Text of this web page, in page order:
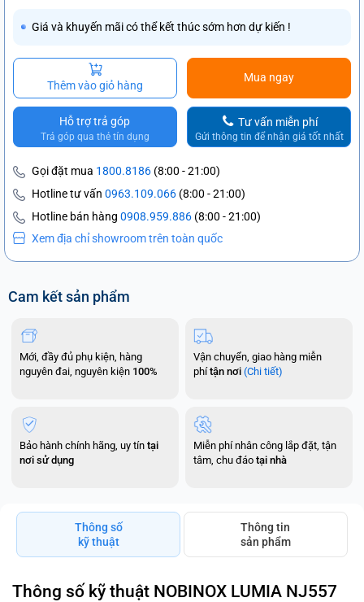
Giá và khuyến mãi có thể kết thúc sớm hơn dự kiến !
Thêm vào giỏ hàng
Mua ngay
Hỗ trợ trả góp
Trả góp qua thẻ tín dụng
Tư vấn miễn phí
Gửi thông tin để nhận giá tốt nhất
Gọi đặt mua 1800.8186 (8:00 - 21:00)
Hotline tư vấn 0963.109.066 (8:00 - 21:00)
Hotline bán hàng 0908.959.886 (8:00 - 21:00)
Xem địa chỉ showroom trên toàn quốc
Cam kết sản phẩm
Mới, đầy đủ phụ kiện, hàng
nguyên đai, nguyên kiện 100%
Vận chuyển, giao hàng miễn
phítận nơi (Chi tiết)
Bảo hành chính hãng, uy tíntại
nơi sử dụng
Miễn phí nhân công lắp đặt, tận
tâm, chu đáotại nhà
Thông số
kỹ thuật
Thông tin
sản phẩm
Thông số kỹ thuật NOBINOX LUMIA NJ557